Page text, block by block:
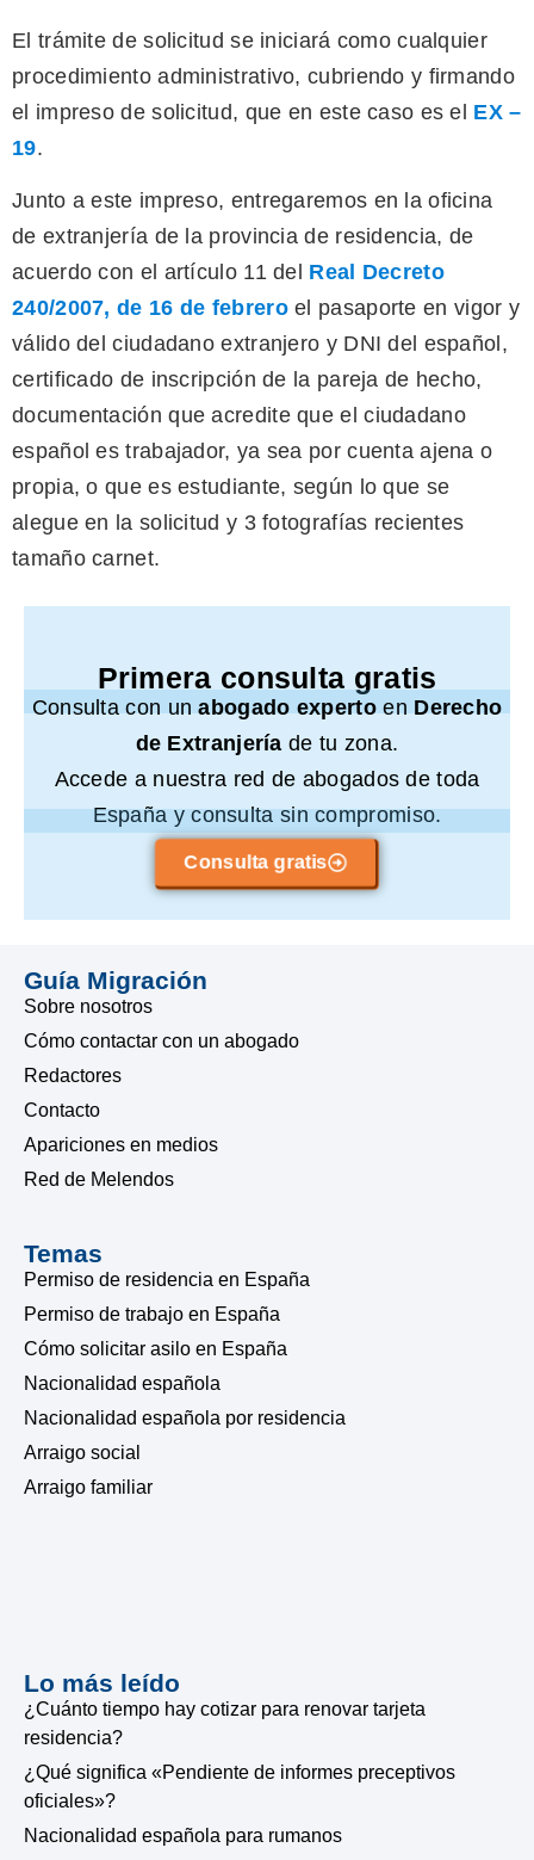
El trámite de solicitud se iniciará como cualquier
procedimiento administrativo, cubriendo y firmando
el impreso de solicitud, que en este caso es el EX –
19.
Junto a este impreso, entregaremos en la oficina
de extranjería de la provincia de residencia, de
acuerdo con el artículo 11 del Real Decreto
240/2007, de 16 de febreroel pasaporte en vigor y
válido del ciudadano extranjero y DNI del español,
certificado de inscripción de la pareja de hecho,
documentación que acredite que el ciudadano
español es trabajador, ya sea por cuenta ajena o
propia, o que es estudiante, según lo que se
alegue en la solicitud y 3 fotografías recientes
tamaño carnet.
Primera consulta gratis
Consulta con unabogado expertoen Derecho
de Extranjeríade tu zona.
Accede a nuestra red de abogados de toda
España y consulta sin compromiso.
Consulta gratis
Guía Migración
Sobre nosotros
Cómo contactar con un abogado
Redactores
Contacto
Apariciones en medios
Red de Melendos
Temas
Permiso de residencia en España
Permiso de trabajo en España
Cómo solicitar asilo en España
Nacionalidad española
Nacionalidad española por residencia
Arraigo social
Arraigo familiar
Lo más leído
¿Cuánto tiempo hay cotizar para renovar tarjeta
residencia?
¿Qué significa «Pendiente de informes preceptivos
oficiales»?
Nacionalidad española para rumanos